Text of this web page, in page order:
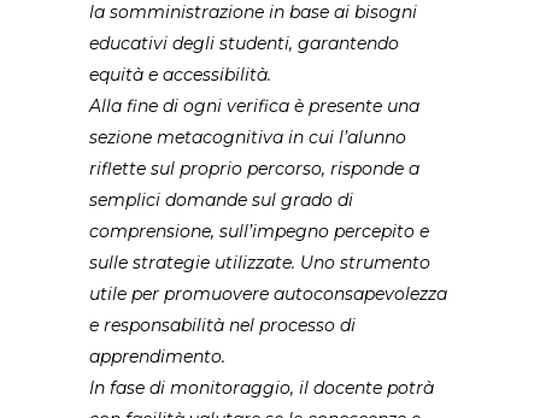
la somministrazione in base ai bisogni
educativi degli studenti, garantendo
equità e accessibilità.
Alla fine di ogni verifica è presente una
sezione metacognitiva in cui l’alunno
riflette sul proprio percorso, risponde a
semplici domande sul grado di
comprensione, sull’impegno percepito e
sulle strategie utilizzate. Uno strumento
utile per promuovere autoconsapevolezza
e responsabilità nel processo di
apprendimento.
In fase di monitoraggio, il docente potrà